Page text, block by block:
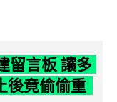
留言板 讓多
後竟偷偷重